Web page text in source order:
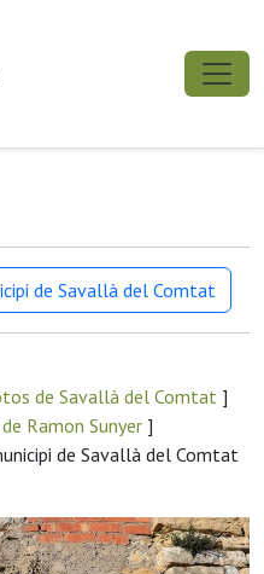
de Savallà del Comtat
de Savallà del Comtat ]
Ramon Sunyer ]
de Savallà del Comtat